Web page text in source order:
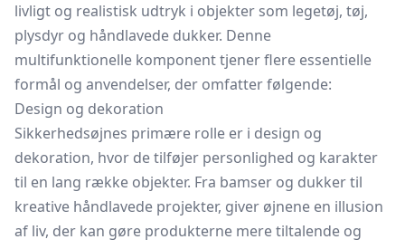
livligt og realistisk udtryk i objekter som legetøj, tøj,
plysdyr og håndlavede dukker. Denne
multifunktionelle komponent tjener flere essentielle
formål og anvendelser, der omfatter følgende:
Design og dekoration
Sikkerhedsøjnes primære rolle er i design og
dekoration, hvor de tilføjer personlighed og karakter
til en lang række objekter. Fra bamser og dukker til
kreative håndlavede projekter, giver øjnene en illusion
af liv, der kan gøre produkterne mere tiltalende og